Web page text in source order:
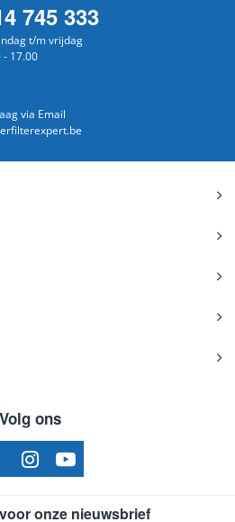
745 333
t/m vrijdag
- 17.00
via Email
Volg ons
onze nieuwsbrief